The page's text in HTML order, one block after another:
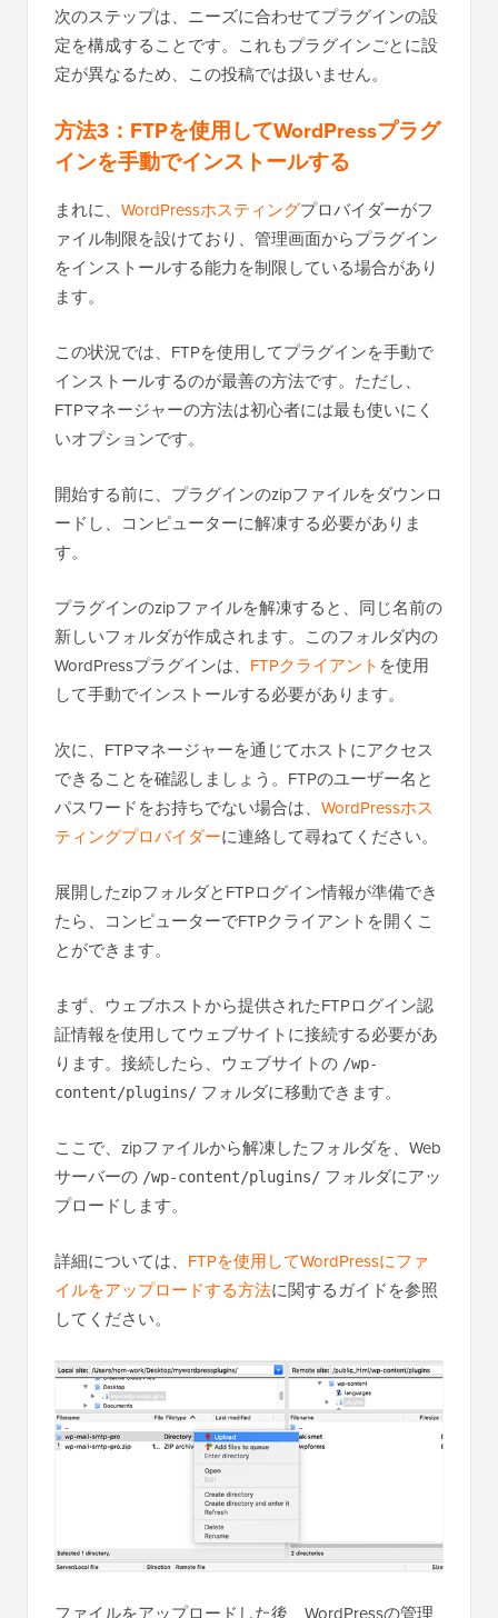
次のステップは、ニーズに合わせてプラグインの設
定を構成することです。これもプラグインごとに設
定が異なるため、この投稿では扱いません。
方法3：FTPを使用してWordPressプラグ
インを手動でインストールする
まれに、 WordPressホスティングプロバイダーがフ
ァイル制限を設けており、管理画面からプラグイン
をインストールする能力を制限している場合があり
ます。
この状況では、FTPを使用してプラグインを手動で
インストールするのが最善の方法です。ただし、
FTPマネージャーの方法は初心者には最も使いにく
いオプションです。
開始する前に、プラグインのzipファイルをダウンロ
ードし、コンピューターに解凍する必要がありま
す。
プラグインのzipファイルを解凍すると、同じ名前の
新しいフォルダが作成されます。このフォルダ内の
WordPressプラグインは、 FTPクライアント を使用
して手動でインストールする必要があります。
次に、FTPマネージャーを通じてホストにアクセス
できることを確認しましょう。FTPのユーザー名と
パスワードをお持ちでない場合は、 WordPressホス
ティングプロバイダーに連絡して尋ねてください。
展開したzipフォルダとFTPログイン情報が準備でき
たら、コンピューターでFTPクライアントを開くこ
とができます。
まず、ウェブホストから提供されたFTPログイン認
証情報を使用してウェブサイトに接続する必要があ
ります。接続したら、ウェブサイトの /wp-
content/plugins/ フォルダに移動できます。
ここで、zipファイルから解凍したフォルダを、Web
サーバーの /wp-content/plugins/ フォルダにアッ
プロードします。
詳細については、 FTPを使用してWordPressにファ
イルをアップロードする方法に関するガイドを参照
してください。